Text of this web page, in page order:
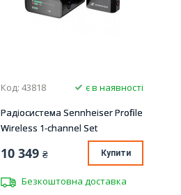
Код: 43818
є в наявності
Радіосистема Sennheiser Profile
Wireless 1-channel Set
10 349 ₴ Купити
Безкоштовна доставка